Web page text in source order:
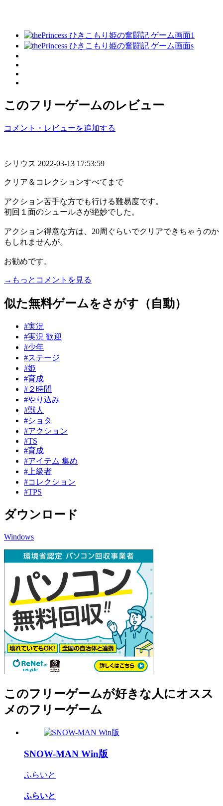
このフリーゲームのレビュー
コメント・レビューを追加する
シリウス 2022-03-13 17:53:59
クリア＆コレクションすべてまで
アクション苦手な方でも行ける難易度です。
初回１面のシュールさが絶妙でした。
アクション得意な方は、20周ぐらいでクリアできちゃうのか
もしれませんが。
お勧めです。
→もっとコメントを見る
似た無料ゲームをさがす（自動）
#実況
#実況 歓迎
#少年
#ステージ
#姫
#育成
#２時間
#やり込み
#獣人
#ショタ
#アクション
#TS
#育成
#アイテム 集め
#上級者
#コレクション
#TPS
ダウンロード
Windows
このフリーゲームが好きな人にオスス
メのフリーゲーム
SNOW-MAN Win版
ふらいと
ふらいと